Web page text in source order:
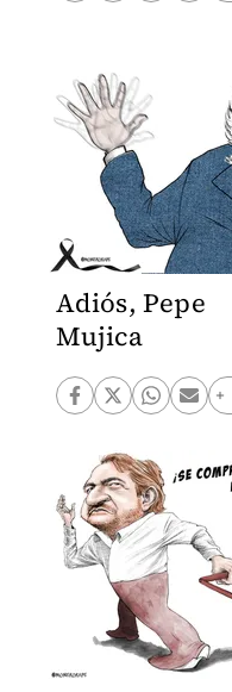
Adiós, Pepe
Mujica